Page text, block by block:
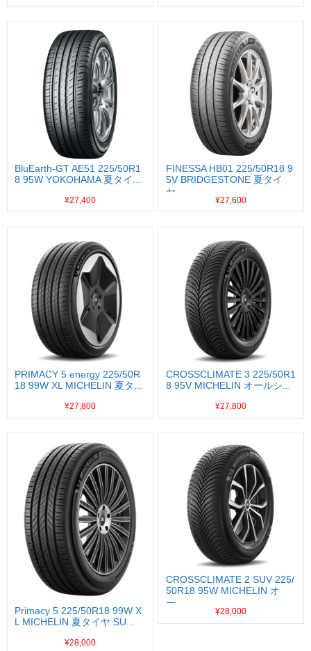
BluEarth-GT AE51 225/50R1
8 95W YOKOHAMA 夏タイ...
¥27,400
FINESSA HB01 225/50R18 9
5V BRIDGESTONE 夏タイ
ヤ...
¥27,600
PRIMACY 5 energy 225/50R
18 99W XL MICHELIN 夏タ...
¥27,800
CROSSCLIMATE 3 225/50R1
8 95V MICHELIN オールシ...
¥27,800
Primacy 5 225/50R18 99W X
L MICHELIN 夏タイヤ SU...
¥28,000
CROSSCLIMATE 2 SUV 225/
50R18 95W MICHELIN オ
ー...
¥28,000